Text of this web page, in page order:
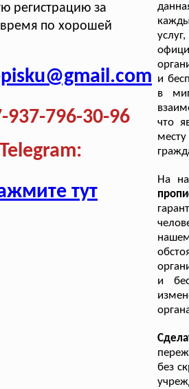
регистрацию за
по хорошей
937-796-30-96
Telegram:
тут
и
в
что
На
и
без